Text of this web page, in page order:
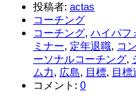
投稿者: actas
コーチング
コーチング, ハイパフ
ミナー, 定年退職, コ
ーソナルコーチング,
ム力, 広島, 目標, 目標
コメント: 0